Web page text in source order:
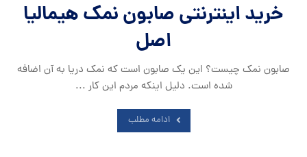
خرید اینترنتی صابون نمک هیمالیا
اصل
صابون نمک چیست؟ این یک صابون است که نمک دریا به آن اضافه
شده است. دلیل اینکه مردم این کار ...
ادامه مطلب